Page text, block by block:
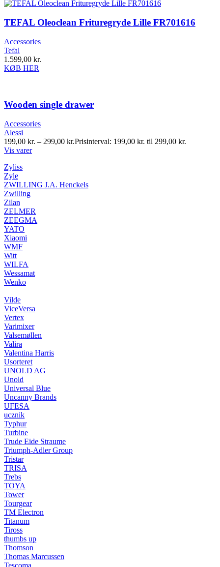
TEFAL Oleoclean Frituregryde Lille FR701616
Accessories
Tefal
1.599,00 kr.
KØB HER
Wooden single drawer
Accessories
Alessi
199,00 kr. – 299,00 kr.Prisinterval: 199,00 kr. til 299,00 kr.
Vis varer
Zyliss
Zyle
ZWILLING J.A. Henckels
Zwilling
Zilan
ZELMER
ZEEGMA
YATO
Xiaomi
WMF
Witt
WILFA
Wessamat
Wenko
Vilde
ViceVersa
Vertex
Varimixer
Valsemøllen
Valira
Valentina Harris
Usorteret
UNOLD AG
Unold
Universal Blue
Uncanny Brands
UFESA
ucznik
Typhur
Turbine
Trude Eide Straume
Triumph-Adler Group
Tristar
TRISA
Trebs
TOYA
Tower
Tourgear
TM Electron
Titanum
Tiross
thumbs up
Thomson
Thomas Marcussen
Tescoma